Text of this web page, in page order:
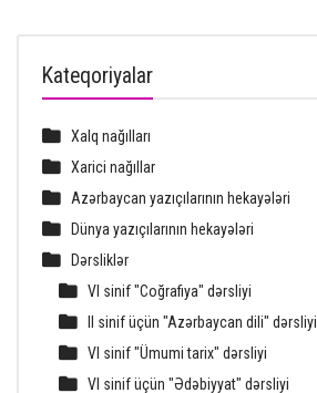
Kateqoriyalar
Xalq nağılları
Xarici nağıllar
Azərbaycan yazıçılarının hekayələri
Dünya yazıçılarının hekayələri
Dərsliklər
VI sinif "Coğrafiya" dərsliyi
II sinif üçün "Azərbaycan dili" dərsliyi
VI sinif "Ümumi tarix" dərsliyi
VI sinif üçün "Ədəbiyyat" dərsliyi